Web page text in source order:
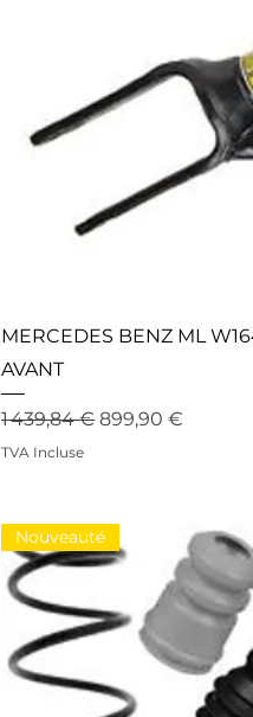
MERCEDES BENZ ML
AVANT
Prix original
1 439,84 € Prix
899,90 €
TVA Incluse
Nouveauté